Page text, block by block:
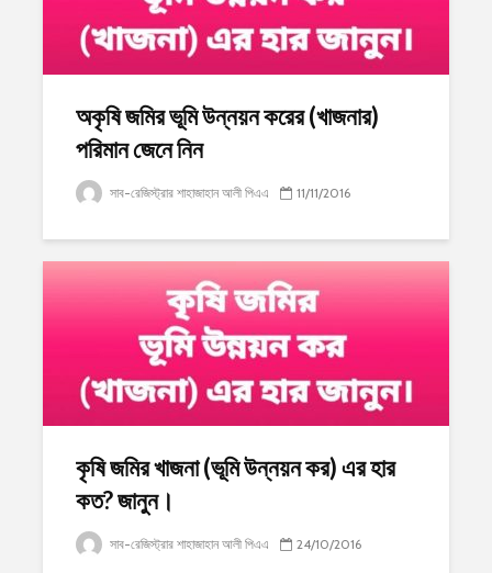
অকৃষি জমির ভূমি উন্নয়ন করের (খাজনার)
পরিমান জেনে নিন
সাব-রেজিস্ট্রার শাহাজাহান আলী পিএএ 11/11/2016
কৃষি জমির খাজনা (ভূমি উন্নয়ন কর) এর হার
কত? জানুন।
সাব-রেজিস্ট্রার শাহাজাহান আলী পিএএ 24/10/2016